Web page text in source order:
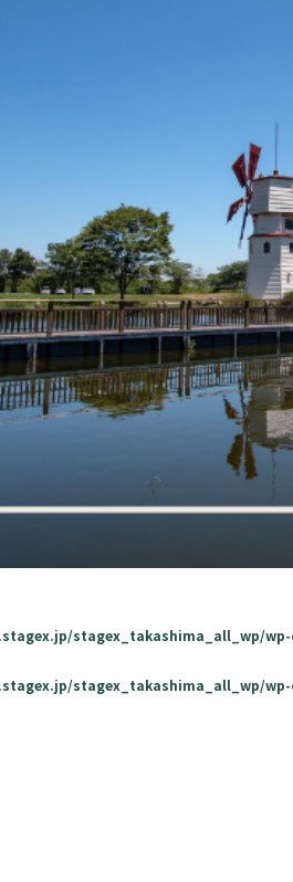
stagex_takashima_all_wp/
stagex_takashima_all_wp/